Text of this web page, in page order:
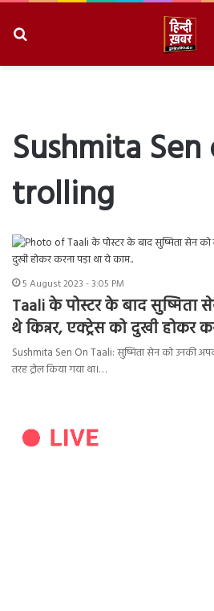
Sushmita Sen
trolling
5 August 2023 - 3:05 PM
Taali के पोस्टर के बाद
थे किन्नर, एक्ट्रेस को दुखी होकर
Sushmita Sen On Taali: सुष्मिता सेन को उनकी
तरह ट्रोल किया गया था।…